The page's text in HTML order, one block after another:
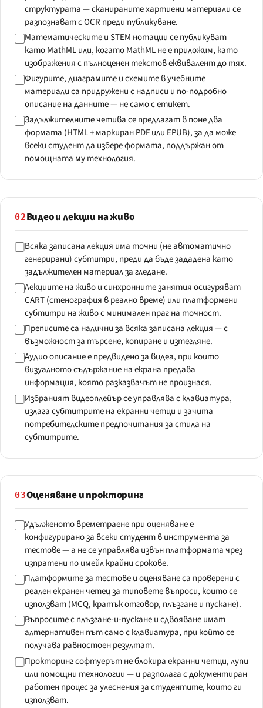
структурата — сканираните хартиени материали се
разпознават с OCR преди публикуване.
Математическите и STEM нотации се публикуват
като MathML или, когато MathML не е приложим, като
изображения с пълноценен текстов еквивалент до тях.
Фигурите, диаграмите и схемите в учебните
материали са придружени с надписи и по-подробно
описание на данните — не само с етикет.
Задължителните четива се предлагат в поне два
формата (HTML + маркиран PDF или EPUB), за да може
всеки студент да избере формата, поддържан от
помощната му технология.
02Видео и лекции на живо
Всяка записана лекция има точни (не автоматично
генерирани) субтитри, преди да бъде зададена като
задължителен материал за гледане.
Лекциите на живо и синхронните занятия осигуряват
CART (стенография в реално време) или платформени
субтитри на живо с минимален праг на точност.
Преписите са налични за всяка записана лекция — с
възможност за търсене, копиране и изтегляне.
Аудио описание е предвидено за видеа, при които
визуалното съдържание на екрана предава
информация, която разказвачът не произнася.
Избраният видеоплейър се управлява с клавиатура,
излага субтитрите на екранни четци и зачита
потребителските предпочитания за стила на
субтитрите.
03Оценяване и прокторинг
Удълженото времетраене при оценяване е
конфигурирано за всеки студент в инструмента за
тестове — а не се управлява извън платформата чрез
изпратени по имейл крайни срокове.
Платформите за тестове и оценяване са проверени с
реален екранен четец за типовете въпроси, които се
използват (MCQ, кратък отговор, плъзгане и пускане).
Въпросите с плъзгане-и-пускане и сдвояване имат
алтернативен път само с клавиатура, при който се
получава равностоен резултат.
Прокторинг софтуерът не блокира екранни четци, лупи
или помощни технологии — и разполага с документиран
работен процес за улеснения за студентите, които ги
използват.